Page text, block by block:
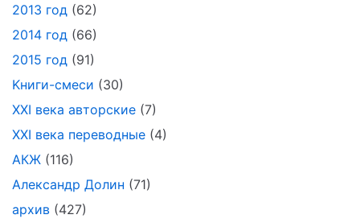
2013 год (62)
2014 год (66)
2015 год (91)
Kниги-смеси (30)
XXI века авторские (7)
XXI века переводные (4)
АКЖ (116)
Александр Долин (71)
архив (427)